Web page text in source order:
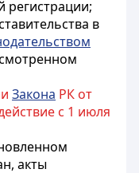
регистрации;
в
Закона РК от
с 1 июля
акты